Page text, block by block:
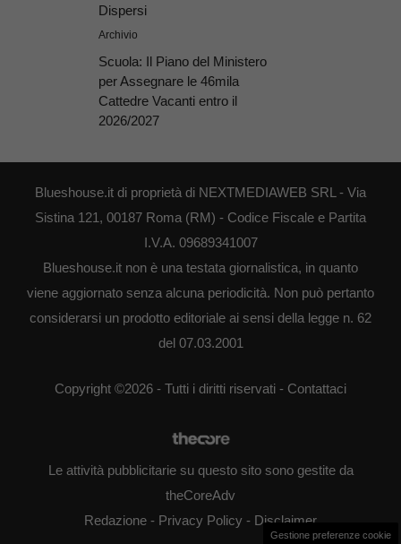
Dispersi
Archivio
Scuola: Il Piano del Ministero
per Assegnare le 46mila
Cattedre Vacanti entro il
2026/2027
Blueshouse.it di proprietà di NEXTMEDIAWEB SRL - Via
Sistina 121, 00187 Roma (RM) - Codice Fiscale e Partita
I.V.A. 09689341007
Blueshouse.it non è una testata giornalistica, in quanto
viene aggiornato senza alcuna periodicità. Non può pertanto
considerarsi un prodotto editoriale ai sensi della legge n. 62
del 07.03.2001
Copyright ©2026 - Tutti i diritti riservati - Contattaci
Le attività pubblicitarie su questo sito sono gestite da
theCoreAdv
Redazione - Privacy Policy - Disclaimer
Gestione preferenze cookie